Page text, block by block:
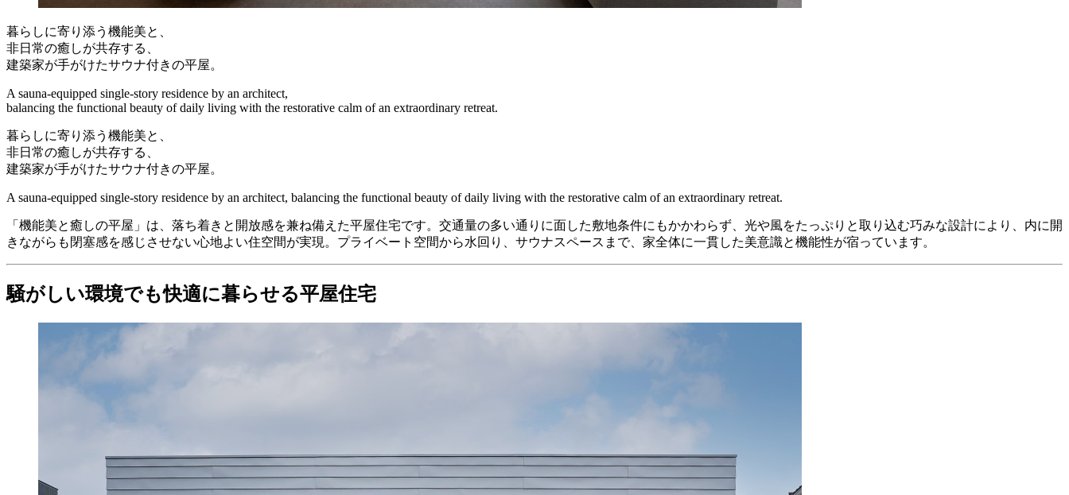
暮らしに寄り添う機能美と、
非日常の癒しが共存する、
建築家が手がけたサウナ付きの平屋。
A sauna-equipped single-story residence by an architect,
balancing the functional beauty of daily living with the restorative calm of an extraordinary retreat.
暮らしに寄り添う機能美と、
非日常の癒しが共存する、
建築家が手がけたサウナ付きの平屋。
A sauna-equipped single-story residence by an architect, balancing the functional beauty of daily living with the restorative calm of an extraordinary retreat.
「機能美と癒しの平屋」は、落ち着きと開放感を兼ね備えた平屋住宅です。交通量の多い通りに面した敷地条件にもかかわらず、光や風をたっぷりと取り込む巧みな設計により、内に開
きながらも閉塞感を感じさせない心地よい住空間が実現。プライベート空間から水回り、サウナスペースまで、家全体に一貫した美意識と機能性が宿っています。
騒がしい環境でも快適に暮らせる平屋住宅